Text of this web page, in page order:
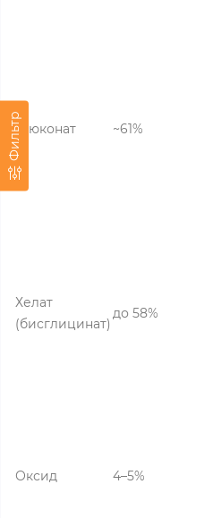
ФильтрГлюконат ~61%
Хелат
(бисглицинат)
до 58%
Оксид 4–5%